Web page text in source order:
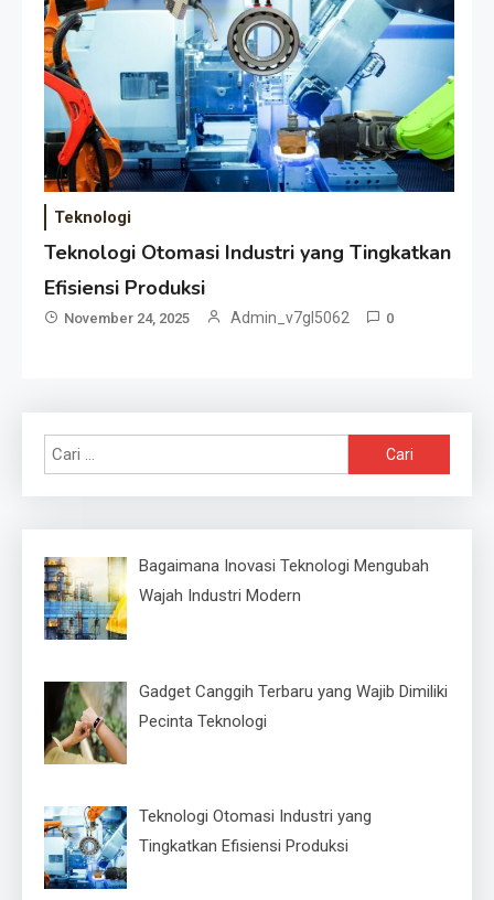
Teknologi
Teknologi Otomasi Industri yang Tingkatkan
Efisiensi Produksi
November 24, 2025 Admin_v7gl5062 0
untuk:
Bagaimana Inovasi Teknologi Mengubah
Wajah Industri Modern
Gadget Canggih Terbaru yang Wajib Dimiliki
Pecinta Teknologi
Teknologi Otomasi Industri yang
Tingkatkan Efisiensi Produksi